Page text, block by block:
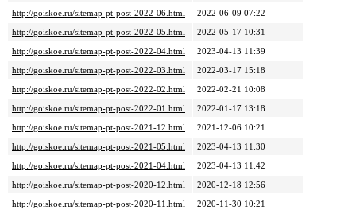
http://goiskoe.ru/sitemap-pt-post-2022-06.html
2022-06-09 07:22
http://goiskoe.ru/sitemap-pt-post-2022-05.html
2022-05-17 10:31
http://goiskoe.ru/sitemap-pt-post-2022-04.html
2023-04-13 11:39
http://goiskoe.ru/sitemap-pt-post-2022-03.html
2022-03-17 15:18
http://goiskoe.ru/sitemap-pt-post-2022-02.html
2022-02-21 10:08
http://goiskoe.ru/sitemap-pt-post-2022-01.html
2022-01-17 13:18
http://goiskoe.ru/sitemap-pt-post-2021-12.html
2021-12-06 10:21
http://goiskoe.ru/sitemap-pt-post-2021-05.html
2023-04-13 11:30
http://goiskoe.ru/sitemap-pt-post-2021-04.html
2023-04-13 11:42
http://goiskoe.ru/sitemap-pt-post-2020-12.html
2020-12-18 12:56
http://goiskoe.ru/sitemap-pt-post-2020-11.html
2020-11-30 10:21